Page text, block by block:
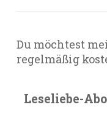
Du möchtest
regelmäßig
Leseliebe-Abo